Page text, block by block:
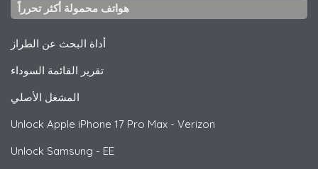
هواتف محمولة أكثر تحرراً
أداة البحث عن الطراز
تقرير القائمة السوداء
المشغل الأصلي
Unlock Apple iPhone 17 Pro Max - Verizon
Unlock Samsung - EE